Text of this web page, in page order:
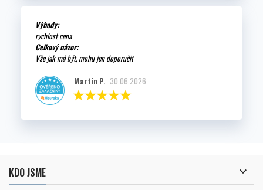
Výhody:
rychlost cena
Celkový názor:
Vše jak má být, mohu jen doporučit
Martin P. 30.06.2026
KDO JSME 